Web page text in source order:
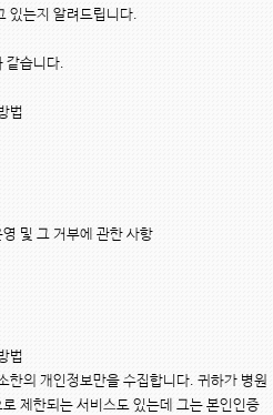
있는지 알려드립니다.
같습니다.
법
및 그 거부에 관한 사항
법
한의 개인정보만을 수집합니다. 귀하가 병원
제한되는 서비스도 있는데 그는 본인인증